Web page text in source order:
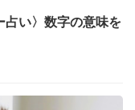
占い〉数字の意味を